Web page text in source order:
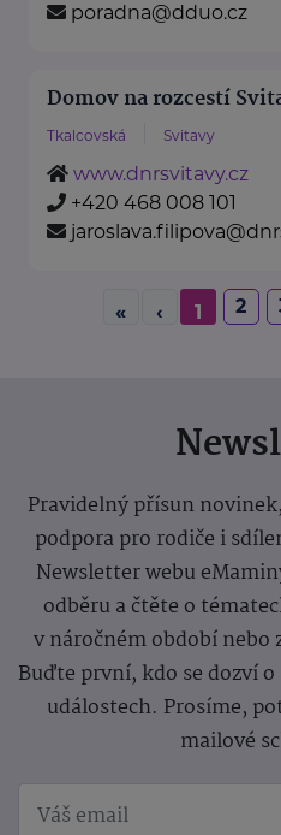
poradna@dduo.cz
Domov na rozcestí
Tkalcovská Svitavy
www.dnrsvitavy.cz
+420 468 008 101
« ‹ 1 2
Pravidelný přísun
podpora pro rodiče i
Newsletter webu
odběru a čtěte o
v náročném období
Buďte první, kdo se dozví
událostech. Prosíme,
mailové